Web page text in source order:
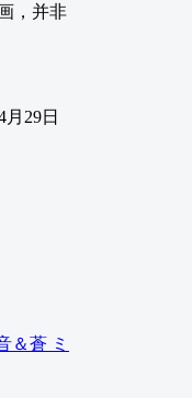
，并非
月29日